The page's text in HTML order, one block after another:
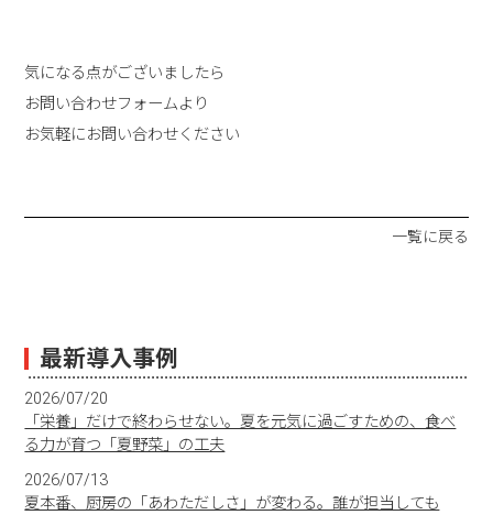
気になる点がございましたら
お問い合わせフォームより
お気軽にお問い合わせください
一覧に戻る
最新導入事例
2026/07/20
「栄養」だけで終わらせない。夏を元気に過ごすための、食べ
る力が育つ「夏野菜」の工夫
2026/07/13
夏本番、厨房の「あわただしさ」が変わる。誰が担当しても